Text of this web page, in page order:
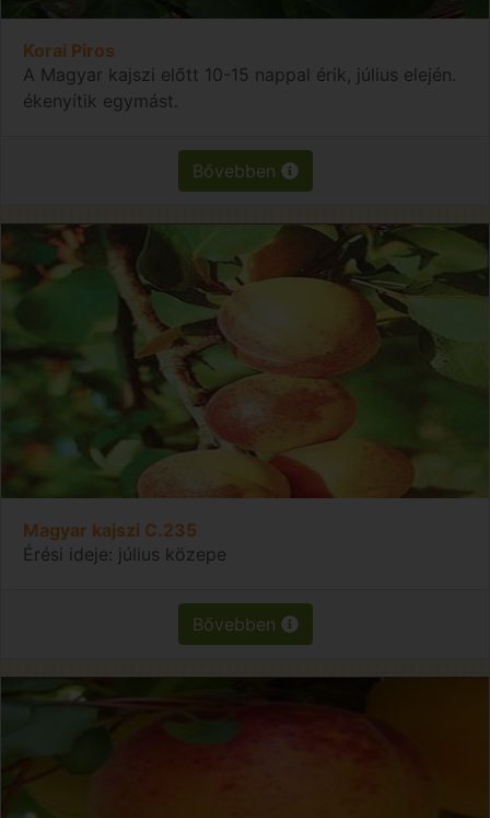
Korai Piros
A Magyar kajszi előtt 10-15 nappal érik, július elején.
ékenyítik egymást.
Bővebben
Magyar kajszi C.235
Érési ideje: július közepe
Bővebben